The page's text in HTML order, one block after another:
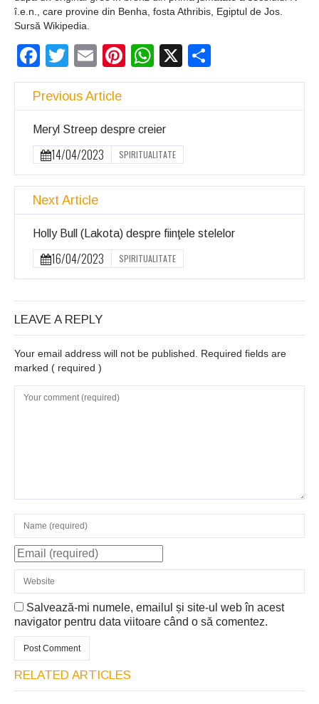
î.e.n., care provine din Benha, fosta Athribis, Egiptul de Jos.
Sursă Wikipedia.
Facebook
Twitter
EmailPinterest
WhatsApp
X
Previous Article
Meryl Streep despre creier
14/04/2023 SPIRITUALITATE
Next Article
Holly Bull (Lakota) despre fiinţele stelelor
16/04/2023 SPIRITUALITATE
LEAVE A REPLY
Your email address will not be published. Required fields are
marked ( required )
Salvează-mi numele, emailul și site-ul web în acest
navigator pentru data viitoare când o să comentez.
RELATED ARTICLES